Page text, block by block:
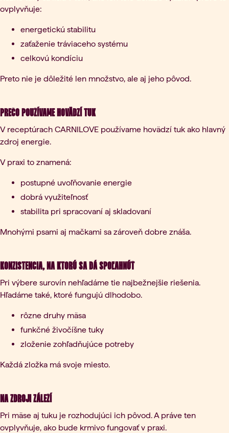
ovplyvňuje:
energetickú stabilitu
zaťaženie tráviaceho systému
celkovú kondíciu
Preto nie je dôležité len množstvo, ale aj jeho pôvod.
Prečo používame hovädzí tuk
V receptúrach CARNILOVE používame hovädzí tuk ako hlavný
zdroj energie.
V praxi to znamená:
postupné uvoľňovanie energie
dobrá využiteľnosť
stabilita pri spracovaní aj skladovaní
Mnohými psami aj mačkami sa zároveň dobre znáša.
Konzistencia, na ktorú sa dá spoľahnúť
Pri výbere surovín nehľadáme tie najbežnejšie riešenia.
Hľadáme také, ktoré fungujú dlhodobo.
rôzne druhy mäsa
funkčné živočíšne tuky
zloženie zohľadňujúce potreby
Každá zložka má svoje miesto.
Na zdroji záleží
Pri mäse aj tuku je rozhodujúci ich pôvod. A práve ten
ovplyvňuje, ako bude krmivo fungovať v praxi.